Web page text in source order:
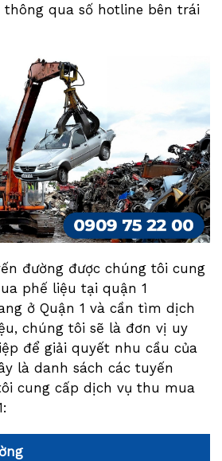
thông qua số hotline bên trái
đường được chúng tôi cung
phế liệu tại quận 1
ở Quận 1 và cần tìm dịch
chúng tôi sẽ là đơn vị uy
để giải quyết nhu cầu của
là danh sách các tuyến
cung cấp dịch vụ thu mua